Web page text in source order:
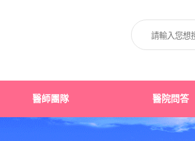
醫師團隊 醫院問答